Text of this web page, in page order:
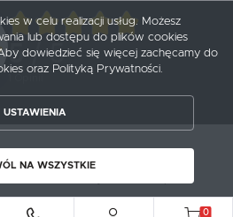
5/ 5
by probox.pl
0
w celu realizacji usług. Możesz
lub dostępu do plików cookies
dowiedzieć się więcej zachęcamy do
oraz Polityką Prywatności.
USTAWIENIA
NA WSZYSTKIE
NA WSZYSTKIE